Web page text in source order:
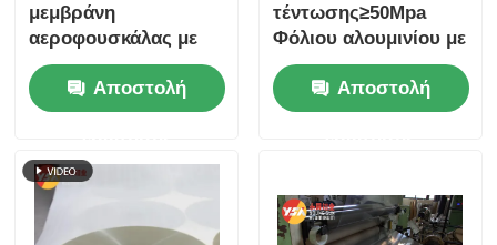
μεμβράνη
αεροφουσκάλας με
διπλή φούσκα και
επένδυση
αλουμινίου, φράγμα
ενισχυμένη
θερμομόνωση με
αεροφουσκάλα και
Αποστολή
τέντωσης≥50Mpa
Φόλιου αλουμινίου με
επιμήκυνση 5-15 τοις
εκατό Ιδανικό για
συσκευασίες
προϊόντων και
βιομηχανικές χρήσεις
Αποστολή